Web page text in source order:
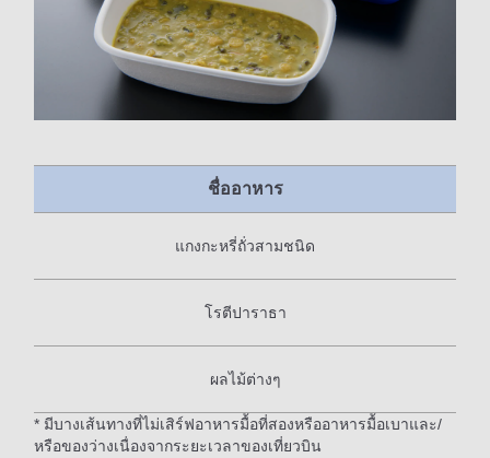
ชื่ออาหาร
แกงกะหรี่ถั่วสามชนิด
โรตีปาราธา
ผลไม้ต่างๆ
* มีบางเส้นทางที่ไม่เสิร์ฟอาหารมื้อที่สองหรืออาหารมื้อเบาและ/
หรือของว่างเนื่องจากระยะเวลาของเที่ยวบิน